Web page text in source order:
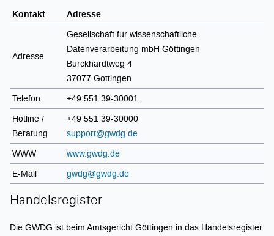
Kontakt Adresse
Adresse
Gesellschaft für wissenschaftliche
Datenverarbeitung mbH Göttingen
Burckhardtweg 4
37077 Göttingen
Telefon +49 551 39-30001
Hotline /
Beratung
+49 551 39-30000
support@gwdg.de
WWW www.gwdg.de
E-Mail gwdg@gwdg.de
Handelsregister
Die GWDG ist beim Amtsgericht Göttingen in das Handelsregister